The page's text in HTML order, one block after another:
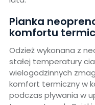
Pianka
komfortu
Odzież wykonana z
stałej temperatury
wielogodzinnych
komfort termiczny w
podczas pływania w